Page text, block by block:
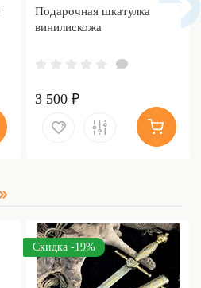
Подарочная шкатулка
винилискожа
3 500 ₽
Скидка -19%